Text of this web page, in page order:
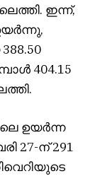
ഇന്ന്,
404.15
ഉയർന്ന
27-ന് 291